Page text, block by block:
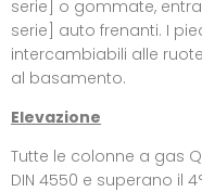
serie] o gommate,
serie] auto frenanti. I
intercambiabili alle
al basamento.
Elevazione
Tutte le colonne a gas
DIN 4550 e superano il